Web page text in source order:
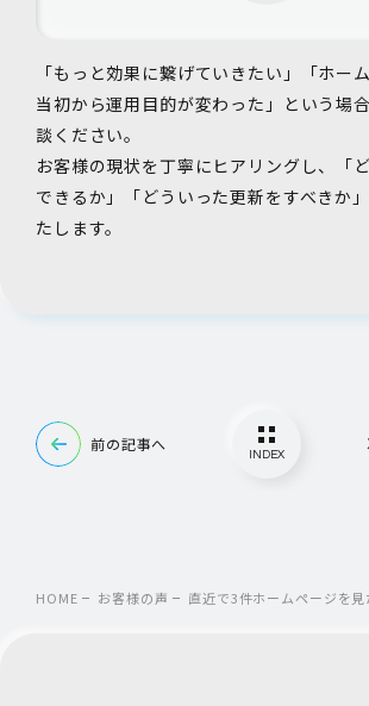
「もっと効果に繋げていきたい」「ホー
当初から運用目的が変わった」という場
談ください。
お客様の現状を丁寧にヒアリングし、「
できるか」「どういった更新をすべきか
たします。
前の記事へ
INDEX
HOME お客様の声 直近で3件ホームページを